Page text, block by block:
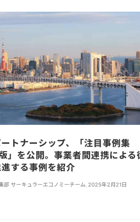
トナーシップ、「注目事例集
」を公開。事業者間連携による
する事例を紹介
部 サーキュラーエコノミーチーム, 2025年2月21日